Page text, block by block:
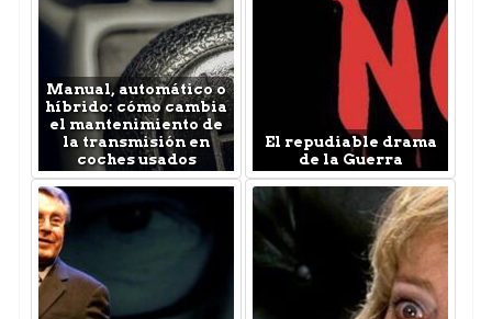
Manual, automático o
híbrido: cómo cambia
el mantenimiento de
la transmisión en
coches usados
El repudiable drama
de la Guerra